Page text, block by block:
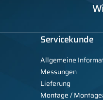
Servicekunde
Allgemeine
Messungen
Lieferung
Montage /